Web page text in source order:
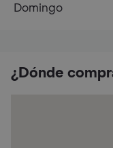
¿Dónde
Domingo